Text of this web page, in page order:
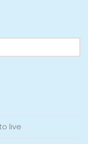
live